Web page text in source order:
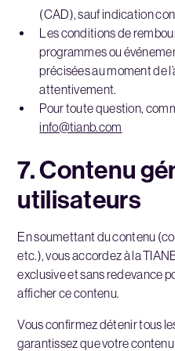
(CAD), sauf indication
Les conditions de
programmes ou
précisées au moment de
attentivement.
Pour toute question,
info@tianb.com
7. Contenu
utilisateurs
En soumettant du contenu
etc.), vous accordez à la
exclusive et sans redevance
afficher ce contenu.
Vous confirmez détenir tous
garantissez que votre